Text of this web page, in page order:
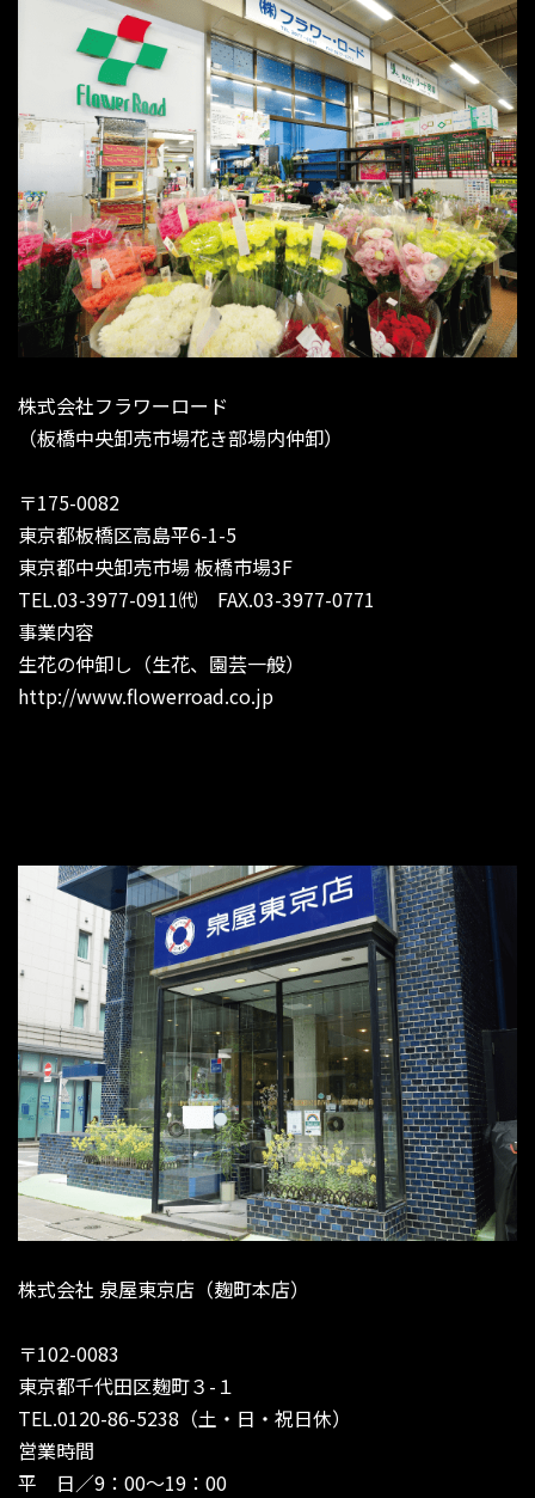
株式会社フラワーロード
（板橋中央卸売市場花き部場内仲卸）
〒175-0082
東京都板橋区高島平6-1-5
東京都中央卸売市場 板橋市場3F
TEL.03-3977-0911㈹ FAX.03-3977-0771
事業内容
生花の仲卸し（生花、園芸一般）
http://www.flowerroad.co.jp
株式会社 泉屋東京店（麹町本店）
〒102-0083
東京都千代田区麹町３-１
TEL.0120-86-5238（土・日・祝日休）
営業時間
平 日／9：00〜19：00